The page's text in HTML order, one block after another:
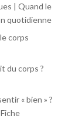
| Quand le
quotidienne
corps
du corps ?
« bien » ?